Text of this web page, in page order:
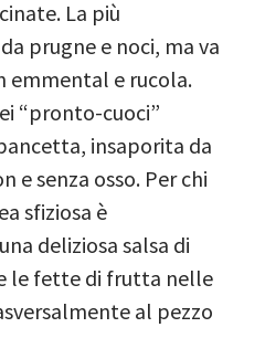
La più
prugne e noci, ma va
emmental e rucola.
“pronto-cuoci”
insaporita da
e senza osso. Per chi
sfiziosa è
deliziosa salsa di
le fette di frutta nelle
al pezzo